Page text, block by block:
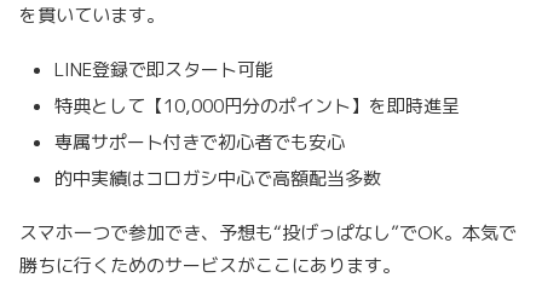
を貫いています。
LINE登録で即スタート可能
特典として【10,000円分のポイント】を即時進呈
専属サポート付きで初心者でも安心
的中実績はコロガシ中心で高額配当多数
スマホ一つで参加でき、予想も“投げっぱなし”でOK。本気で
勝ちに行くためのサービスがここにあります。